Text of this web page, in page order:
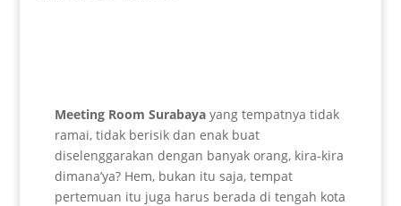
Meeting Room Surabaya yang tempatnya tidak
ramai, tidak berisik dan enak buat
diselenggarakan dengan banyak orang, kira-kira
dimana’ya? Hem, bukan itu saja, tempat
pertemuan itu juga harus berada di tengah kota